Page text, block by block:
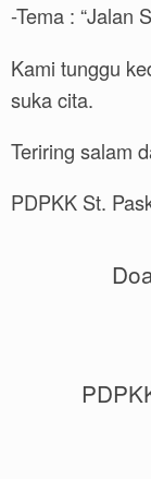
-Tema : “Jalan
Kami tunggu
suka cita.
Teriring salam
PDPKK St.